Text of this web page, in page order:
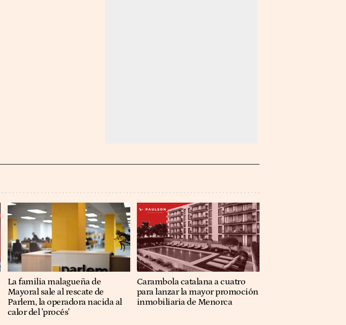
La familia malagueña de
Mayoral sale al rescate de
Parlem, la operadora nacida al
calor del 'procés'
Carambola catalana a cuatro
para lanzar la mayor promoción
inmobiliaria de Menorca